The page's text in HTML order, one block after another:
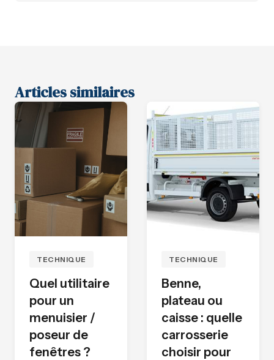
Articles similaires
TECHNIQUE
Quel utilitaire
pour un
menuisier /
poseur de
fenêtres ?
TECHNIQUE
Benne,
plateau ou
caisse : quelle
carrosserie
choisir pour